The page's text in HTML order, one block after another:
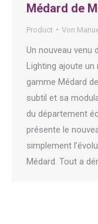
Médard de
Product Von
Un nouveau
Lighting ajoute un
gamme Médard
subtil et sa
du département
présente le
simplement
Médard. Tout a